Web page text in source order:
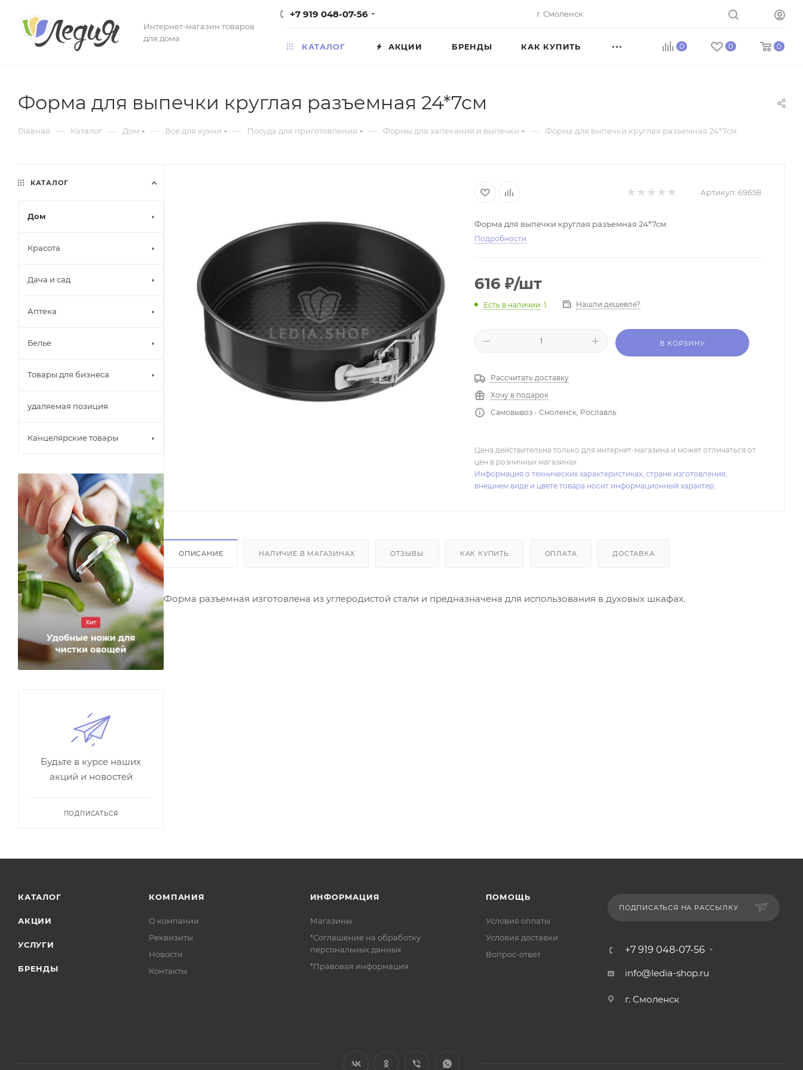
Интернет-магазин товаров
для дома
+7 919 048-07-56 г. Смоленск
0 0 0
КАТАЛОГ АКЦИИ БРЕНДЫ КАК КУПИТЬ
Форма для выпечки круглая разъемная 24*7см
Главная — Каталог — Дом — Все для кухни — Посуда для приготовления — Формы для запекания и выпечки — Форма для выпечки круглая разъемная 24*7см
Артикул: 69658
Форма для выпечки круглая разъемная 24*7см
Подробности
616 ₽/шт
Есть в наличии: 1 Нашли дешевле?
В КОРЗИНУ
Рассчитать доставку
Хочу в подарок
Самовывоз - Смоленск, Рославль
Цена действительна только для интернет-магазина и может отличаться от
цен в розничных магазинах
Информация о технических характеристиках, стране изготовления,
внешнем виде и цвете товара носит информационный характер.
ОПИСАНИЕ НАЛИЧИЕ В МАГАЗИНАХ ОТЗЫВЫ КАК КУПИТЬ ОПЛАТА ДОСТАВКА
Форма разъемная изготовлена из углеродистой стали и предназначена для использования в духовых шкафах.
КАТАЛОГ
Дом
Красота
Дача и сад
Аптека
Белье
Товары для бизнеса
удаляемая позиция
Канцелярские товары
Будьте в курсе наших
акций и новостей
ПОДПИСАТЬСЯ
КАТАЛОГ
АКЦИИ
УСЛУГИ
БРЕНДЫ
КОМПАНИЯ
О компании
Реквизиты
Новости
Контакты
ИНФОРМАЦИЯ
Магазины
*Соглашение на обработку
персональных данных
*Правовая информация
ПОМОЩЬ
Условия оплаты
Условия доставки
Вопрос-ответ
ПОДПИСАТЬСЯ НА РАССЫЛКУ
+7 919 048-07-56
info@ledia-shop.ru
г. Смоленск